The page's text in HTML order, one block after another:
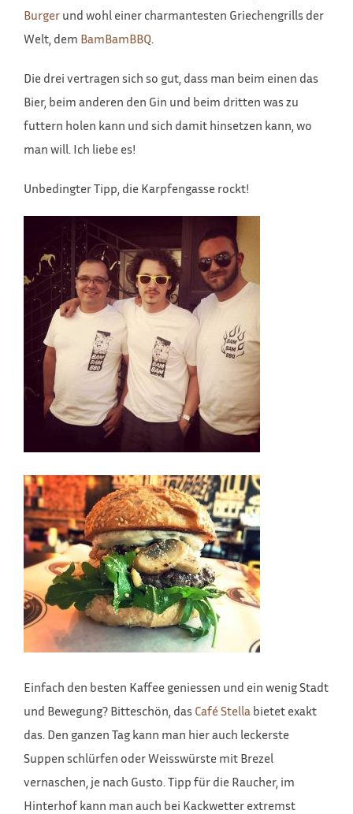
Burger und wohl einer charmantesten Griechengrills der
Welt, dem BamBamBBQ.
Die drei vertragen sich so gut, dass man beim einen das
Bier, beim anderen den Gin und beim dritten was zu
futtern holen kann und sich damit hinsetzen kann, wo
man will. Ich liebe es!
Unbedingter Tipp, die Karpfengasse rockt!
Einfach den besten Kaffee geniessen und ein wenig Stadt
und Bewegung? Bitteschön, das Café Stella bietet exakt
das. Den ganzen Tag kann man hier auch leckerste
Suppen schlürfen oder Weisswürste mit Brezel
vernaschen, je nach Gusto. Tipp für die Raucher, im
Hinterhof kann man auch bei Kackwetter extremst